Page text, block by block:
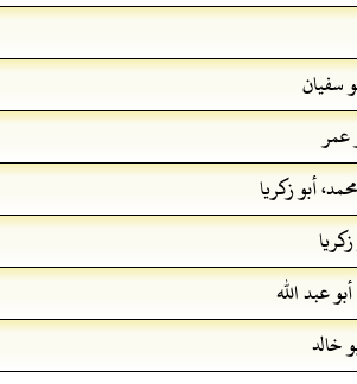
سفيان
عمر
أبو زكريا
عبد الله
خالد